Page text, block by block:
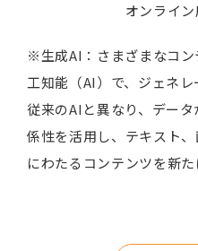
オンライン広
※生成AI：さまざまなコ
工知能（AI）で、ジェネレ
従来のAIと異なり、デー
係性を活用し、テキスト
にわたるコンテンツを新た